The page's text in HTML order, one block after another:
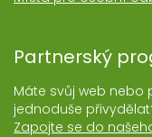
Partnerský
Máte svůj web
jednoduše
Zapojte se do